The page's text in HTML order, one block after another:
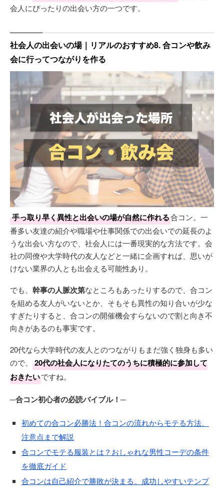
会人にぴったりの出会い方の一つです。
社会人の出会いの場｜リアルのおすすめ8. 合コンや飲み
会に行ってつながりを作る
手っ取り早く異性と出会いの場が自然に作れる合コン。一
番多い友達の紹介や職場や仕事関係での出会いでの延長のよ
うな出会い方なので、社会人には一番現実的な方法です。会
社の同僚や大学時代の友人などと一緒に企画すれば、思いが
けない業界の人とも出会える可能性あり。
でも、 幹事の人脈次第なところもあったりするので、合コン
を組める友人がいないとか、そもそも異性の知り合いが少な
すぎたりすると、合コンの開催機会すらないので割と向き不
向きがあるのも事実です。
20代なら大学時代の友人とのつながりもまだ強く独身も多い
ので、
20代の社会人になりたてのうちに積極的に参加して
おきたいですね。
─合コン初心者の必読バイブル！─
初めての合コン必勝法！合コンの流れからモテる方法、
注意点まで解説
合コンでモテる服装とは？おしゃれな男性コーデの条件
を徹底ガイド
合コンは自己紹介で勝敗が決まる。成功しやすいテンプ